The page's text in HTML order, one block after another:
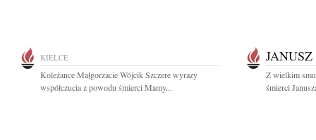
KIELCE
Koleżance Małgorzacie Wójcik Szczere wyrazy
współczucia z powodu śmierci Mamy...
Z wielkim
śmierci